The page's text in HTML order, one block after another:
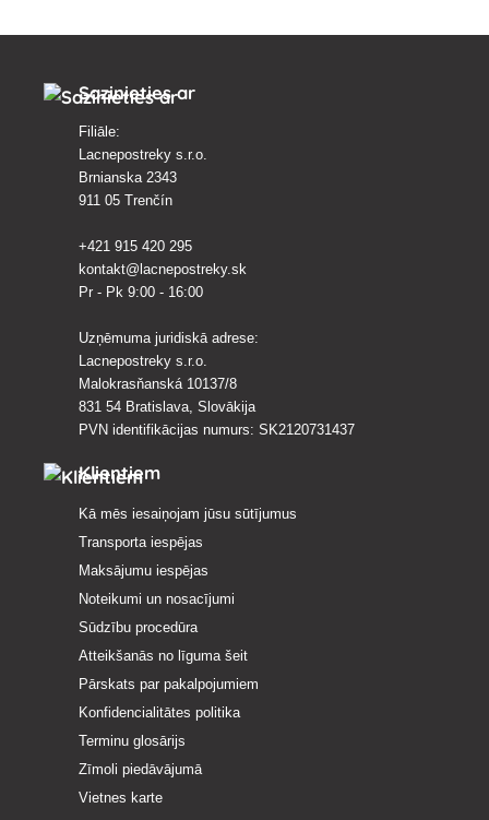
Sazinieties ar
Filiāle:
Lacnepostreky s.r.o.
Brnianska 2343
911 05 Trenčín
+421 915 420 295
kontakt@lacnepostreky.sk
Pr - Pk 9:00 - 16:00
Uzņēmuma juridiskā adrese:
Lacnepostreky s.r.o.
Malokrasňanská 10137/8
831 54 Bratislava, Slovākija
PVN identifikācijas numurs: SK2120731437
Klientiem
Kā mēs iesaiņojam jūsu sūtījumus
Transporta iespējas
Maksājumu iespējas
Noteikumi un nosacījumi
Sūdzību procedūra
Atteikšanās no līguma šeit
Pārskats par pakalpojumiem
Konfidencialitātes politika
Terminu glosārijs
Zīmoli piedāvājumā
Vietnes karte